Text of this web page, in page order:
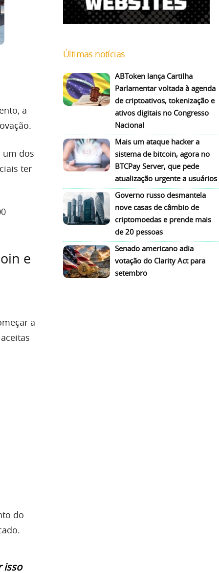
a
um dos
ter
e
a
do
isso
Últimas notícias
ABToken lança Cartilha
Parlamentar voltada à agenda
de criptoativos, tokenização e
ativos digitais no Congresso
Nacional
Mais um ataque hacker a
sistema de bitcoin, agora no
BTCPay Server, que pede
atualização urgente a usuários
Governo russo desmantela
nove casas de câmbio de
criptomoedas e prende mais
de 20 pessoas
Senado americano adia
votação do Clarity Act para
setembro